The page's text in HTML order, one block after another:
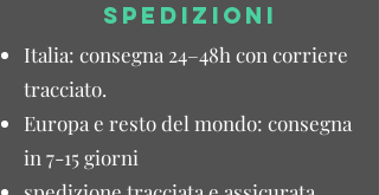
SPEDIZIONI
Italia: consegna 24–48h con corriere
tracciato.
Europa e resto del mondo: consegna
in 7-15 giorni